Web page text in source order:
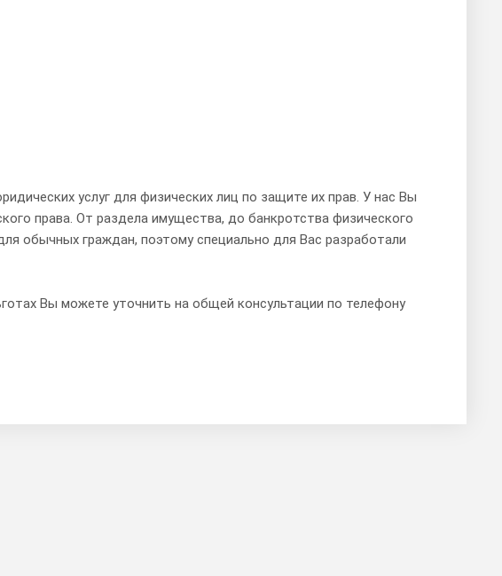
услуг для физических лиц по защите их прав. У нас Вы
права. От раздела имущества, до банкротства физического
обычных граждан, поэтому специально для Вас разработали
Вы можете уточнить на общей консультации по телефону